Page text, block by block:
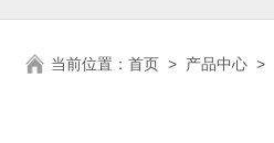
当前位置： 首页 > 产品中心 >